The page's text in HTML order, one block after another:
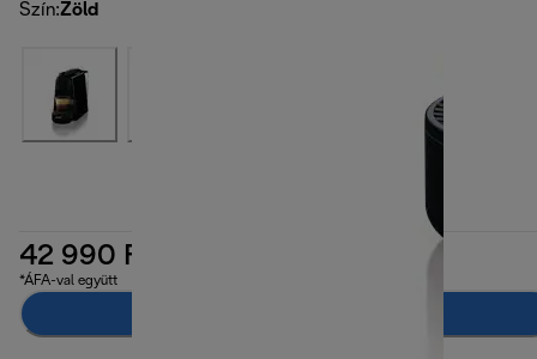
Szín:Zöld
42 990 Ft
*ÁFA-val együtt